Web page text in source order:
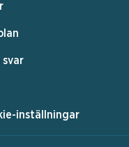
svar
inställningar